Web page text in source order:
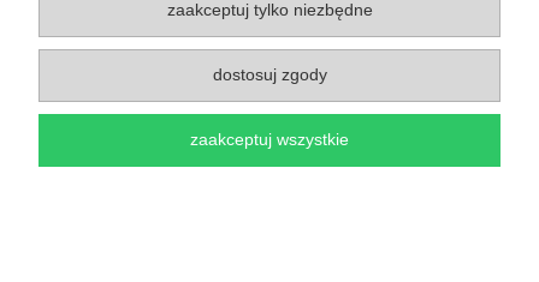
Aplikacje BIAŁE IHS, Hostia na Komunię 50
sztuk
3,50 zł
zaakceptuj tylko niezbędne
dostosuj zgody
zaakceptuj wszystkie